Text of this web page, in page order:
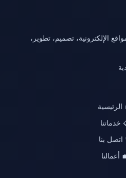
الإلكترونية، تصميم، تطوير،
الرئيسية
خدماتنا
اتصل بنا
أعمالنا